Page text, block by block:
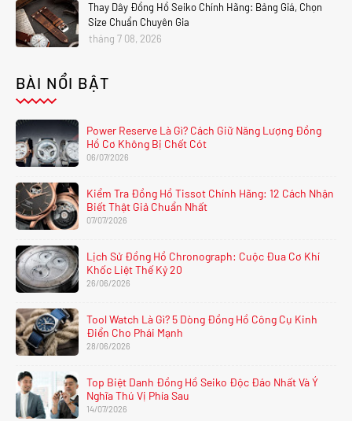
Thay Dây Đồng Hồ Seiko Chính Hãng: Bảng Giá, Chọn
Size Chuẩn Chuyên Gia
tháng 7 08, 2026
BÀI NỔI BẬT
Power Reserve Là Gì? Cách Giữ Năng Lượng Đồng
Hồ Cơ Không Bị Chết Cót
06/07/2026
Kiểm Tra Đồng Hồ Tissot Chính Hãng: 12 Cách Nhận
Biết Thật Giả Chuẩn Nhất
07/07/2026
Lịch Sử Đồng Hồ Chronograph: Cuộc Đua Cơ Khí
Khốc Liệt Thế Kỷ 20
26/06/2026
Tool Watch Là Gì? 5 Dòng Đồng Hồ Công Cụ Kinh
Điển Cho Phái Mạnh
28/06/2026
Top Biệt Danh Đồng Hồ Seiko Độc Đáo Nhất Và Ý
Nghĩa Thú Vị Phía Sau
14/07/2026